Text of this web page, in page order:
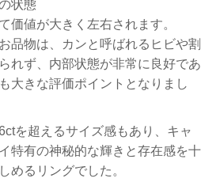
状態
価値が大きく左右されます。
品物は、カンと呼ばれるヒビや割
れず、内部状態が非常に良好であ
大きな評価ポイントとなりまし
を超えるサイズ感もあり、キャ
特有の神秘的な輝きと存在感を十
めるリングでした。